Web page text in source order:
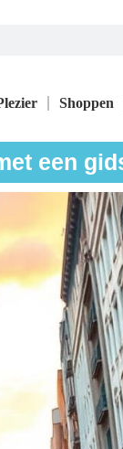
Shoppen
een